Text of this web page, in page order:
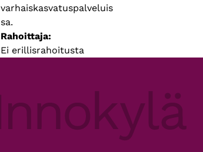
varhaiskasvatuspalveluis
sa.
Rahoittaja
Ei erillisrahoitusta